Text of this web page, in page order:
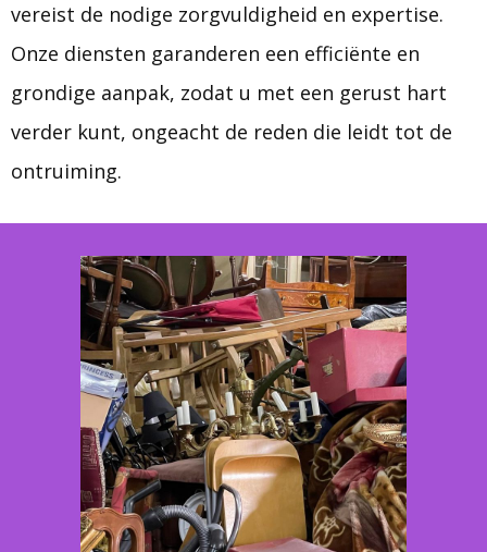
vereist de nodige zorgvuldigheid en expertise.
Onze diensten garanderen een efficiënte en
grondige aanpak, zodat u met een gerust hart
verder kunt, ongeacht de reden die leidt tot de
ontruiming.